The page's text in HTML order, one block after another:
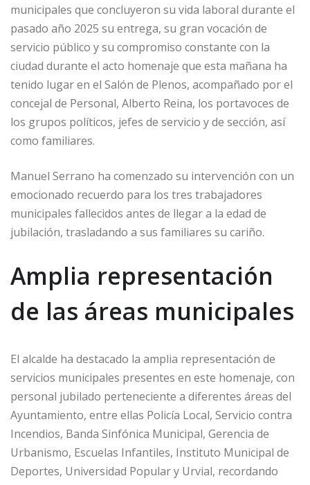
municipales que concluyeron su vida laboral durante el
pasado año 2025 su entrega, su gran vocación de
servicio público y su compromiso constante con la
ciudad durante el acto homenaje que esta mañana ha
tenido lugar en el Salón de Plenos, acompañado por el
concejal de Personal, Alberto Reina, los portavoces de
los grupos políticos, jefes de servicio y de sección, así
como familiares.
Manuel Serrano ha comenzado su intervención con un
emocionado recuerdo para los tres trabajadores
municipales fallecidos antes de llegar a la edad de
jubilación, trasladando a sus familiares su cariño.
Amplia representación
de las áreas municipales
El alcalde ha destacado la amplia representación de
servicios municipales presentes en este homenaje, con
personal jubilado perteneciente a diferentes áreas del
Ayuntamiento, entre ellas Policía Local, Servicio contra
Incendios, Banda Sinfónica Municipal, Gerencia de
Urbanismo, Escuelas Infantiles, Instituto Municipal de
Deportes, Universidad Popular y Urvial, recordando